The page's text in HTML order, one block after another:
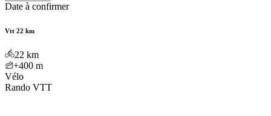
Date à confirmer
Vtt 22 km
22 km
+400 m
Vélo
Rando VTT